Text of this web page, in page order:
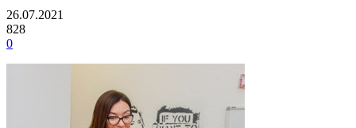
26.07.2021
828
0